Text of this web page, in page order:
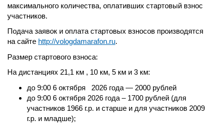
максимального количества, оплативших стартовый взнос
участников.
Подача заявок и оплата стартовых взносов производятся
на сайте http://vologdamarafon.ru.
Размер стартового взноса:
На дистанциях 21,1 км , 10 км, 5 км и 3 км:
до 9:00 6 октября 2026 года — 2000 рублей
до 9:00 6 октября 2026 года – 1700 рублей (для
участников 1966 г.р. и старше и для участников 2009
г.р. и младше);